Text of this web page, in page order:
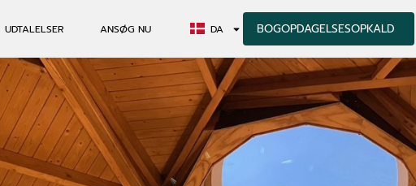
UDTALELSER ANSØG NU DA BOGOPDAGELSESOPKALD